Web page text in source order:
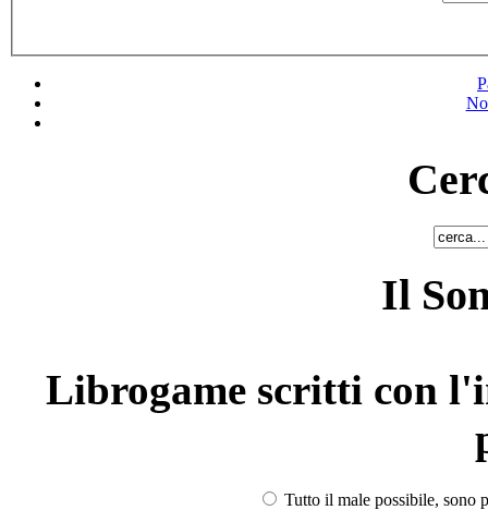
Il
Librogame scritti con
Tutto il male possibile, sono